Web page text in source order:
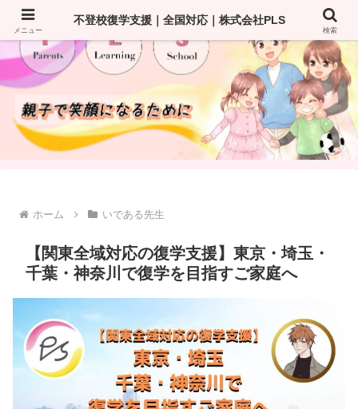
ホーム いである先生
【関東全域対応の復学支援】東京・埼玉・
千葉・神奈川で復学を目指すご家庭へ
メニュー
不登校復学支援｜全国対応｜株式会社PLS
検索